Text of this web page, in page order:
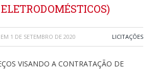
EM 1 DE SETEMBRO DE 2020 LICITAÇÕES
VISANDO A CONTRATAÇÃO DE